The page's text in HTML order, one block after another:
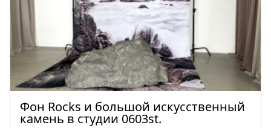
Фон Rocks и большой искусственный
камень в студии 0603st.